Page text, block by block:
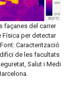
façanes del carrer
Física per detectar
Caracterització
de les facultats
Salut i Medi